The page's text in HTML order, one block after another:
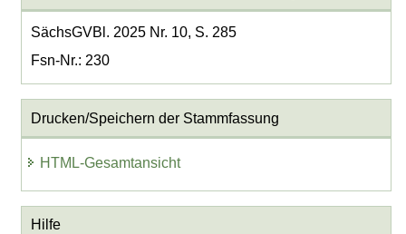
SächsGVBl. 2025 Nr. 10, S. 285
Fsn-Nr.: 230
Drucken/Speichern der Stammfassung
HTML-Gesamtansicht
Hilfe